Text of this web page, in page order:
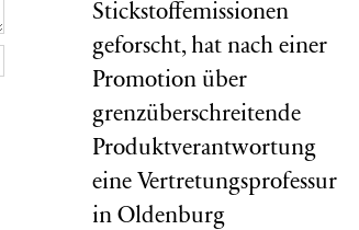
Stickstoffemissionen
geforscht, hat nach einer
Promotion über
grenzüberschreitende
Produktverantwortung
eine Vertretungsprofessur
in Oldenburg